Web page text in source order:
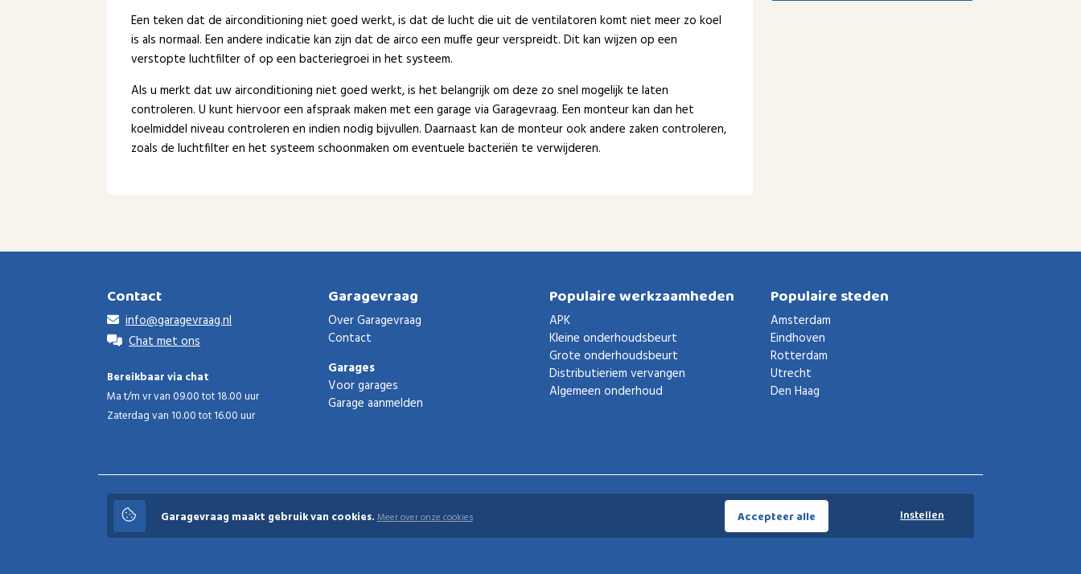
Een teken dat de airconditioning niet goed werkt, is dat de lucht die uit de ventilatoren komt niet meer zo koel
is als normaal. Een andere indicatie kan zijn dat de airco een muffe geur verspreidt. Dit kan wijzen op een
verstopte luchtfilter of op een bacteriegroei in het systeem.
Als u merkt dat uw airconditioning niet goed werkt, is het belangrijk om deze zo snel mogelijk te laten
controleren. U kunt hiervoor een afspraak maken met een garage via Garagevraag. Een monteur kan dan het
koelmiddel niveau controleren en indien nodig bijvullen. Daarnaast kan de monteur ook andere zaken controleren,
zoals de luchtfilter en het systeem schoonmaken om eventuele bacteriën te verwijderen.
Contact
info@garagevraag.nl
Chat met ons
Bereikbaar via chat
Ma t/m vr van 09.00 tot 18.00 uur
Zaterdag van 10.00 tot 16.00 uur
Garagevraag
Over Garagevraag
Contact
Garages
Voor garages
Garage aanmelden
Populaire werkzaamheden
APK
Kleine onderhoudsbeurt
Grote onderhoudsbeurt
Distributieriem vervangen
Algemeen onderhoud
Populaire steden
Amsterdam
Eindhoven
Rotterdam
Utrecht
Den Haag
Garagevraag
© 2026 Garagevraag - V1.3.5 - Alle rechten voorbehouden
Voorwaarden Privacybeleid Privacy instellingen
Garagevraag maakt gebruik van cookies.Meer over onze cookies Accepteer alle Instellen